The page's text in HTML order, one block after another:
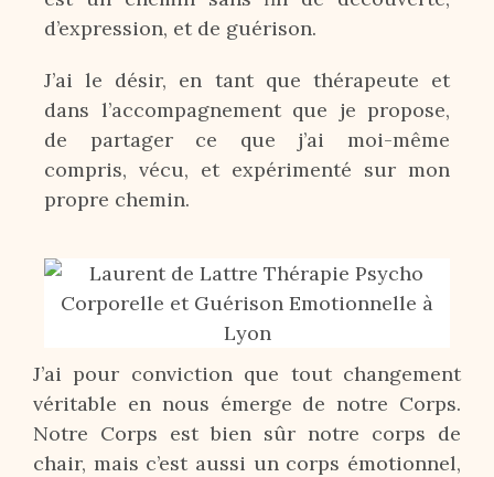
d’expression, et de guérison.
J’ai le désir, en tant que thérapeute et
dans l’accompagnement que je propose,
de partager ce que j’ai moi-même
compris, vécu, et expérimenté sur mon
propre chemin.
J’ai pour conviction que tout changement
véritable en nous émerge de notre Corps.
Notre Corps est bien sûr notre corps de
chair, mais c’est aussi un corps émotionnel,